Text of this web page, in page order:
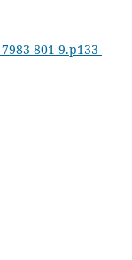
801-9.p133-